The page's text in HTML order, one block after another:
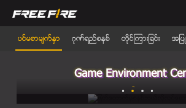
ပင္မစာမ်က္ႏွာ ဂုဏ္ရည္စနစ္ တိုင္ၾကားျခင္း အျ
Game Environment